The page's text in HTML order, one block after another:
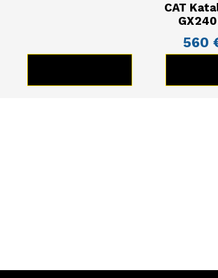
CAT
560